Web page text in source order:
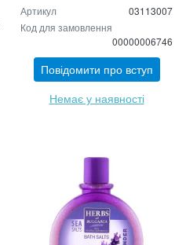
Артикул
03113007
Код для замовлення
00000006746
Повідомити про вступ
Немає у наявності